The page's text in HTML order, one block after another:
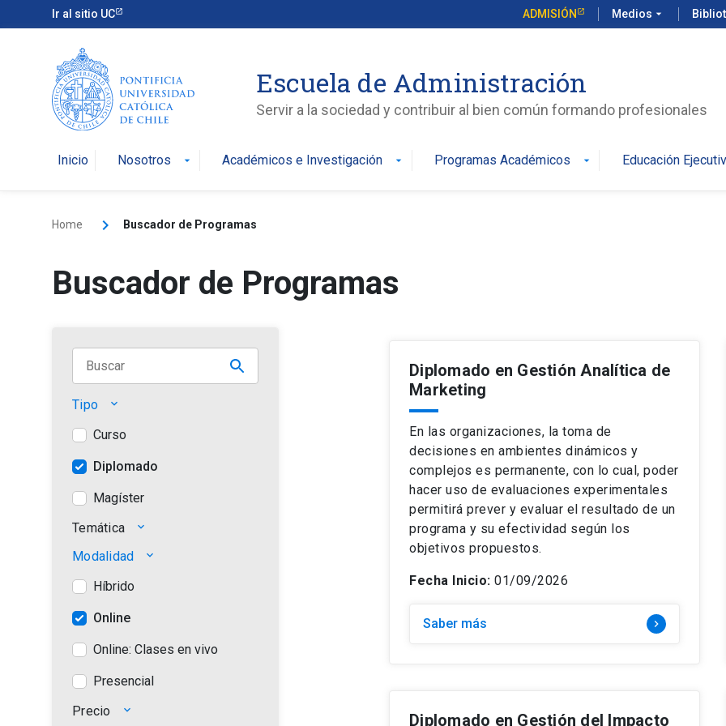
Ir al sitio UC ADMISIÓN Medios arrow_drop_down
Escuela de Administración
Servir a la sociedad y contribuir al bien común formando profesionales
Inicio Nosotros arrow_drop_down Académicos e Investigación arrow_drop_down Programas Académicos arrow_drop_down Educación
Home Buscador de Programas
Buscador de Programas
Tipo keyboard_arrow_down
Curso
Diplomado
Magíster
Temática
keyboard_arrow_down
Estrategia e Innovación
Finanzas
Gestión y Operaciones
Marketing y Ventas
Personas y Liderazgo
Modalidad keyboard_arrow_down
Híbrido
Online
Online: Clases en vivo
Presencial
Precio
keyboard_arrow_down
Diplomado en Gestión Analítica de
Marketing
En las organizaciones, la toma de
decisiones en ambientes dinámicos y
complejos es permanente, con lo cual, poder
hacer uso de evaluaciones experimentales
permitirá prever y evaluar el resultado de un
programa y su efectividad según los
objetivos propuestos.
Fecha Inicio: 01/09/2026
Saber más keyboard_arrow_right
Diplomado en Gestión del Impacto